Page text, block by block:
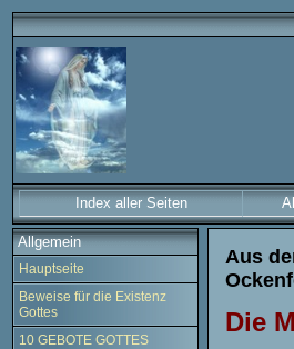
Index aller Seiten
Allgemein
Hauptseite
Beweise für die Existenz
Gottes
10 GEBOTE GOTTES
Aus
Die